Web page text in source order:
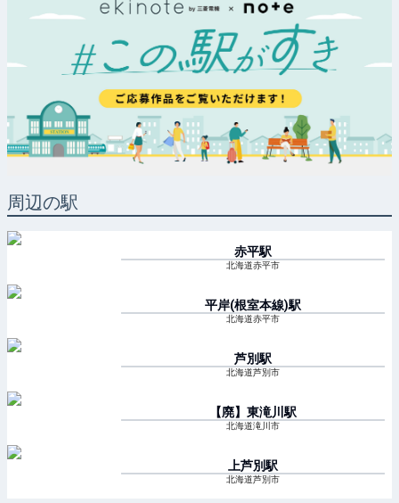
周辺の駅
赤平駅
北海道赤平市
平岸(根室本線)駅
北海道赤平市
芦別駅
北海道芦別市
【廃】東滝川 駅
北海道滝川市
上芦別駅
北海道芦別市